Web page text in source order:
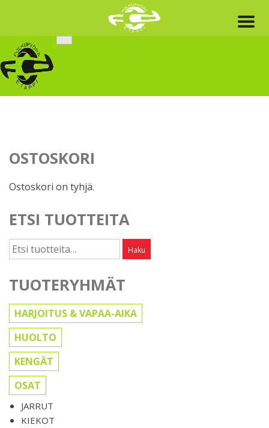
content
OSTOSKORI
Ostoskori on tyhjä.
ETSI TUOTTEITA
Etsi: Haku
TUOTERYHMÄT
HARJOITUS & VAPAA-AIKA
HUOLTO
KENGÄT
OSAT
JARRUT
KIEKOT